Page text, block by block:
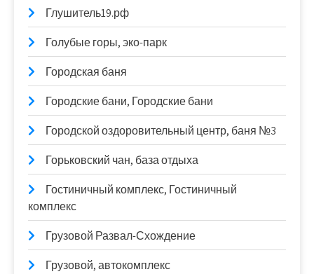
Глушитель19.рф
Голубые горы, эко-парк
Городская баня
Городские бани, Городские бани
Городской оздоровительный центр, баня №3
Горьковский чан, база отдыха
Гостиничный комплекс, Гостиничный
комплекс
Грузовой Развал-Схождение
Грузовой, автокомплекс